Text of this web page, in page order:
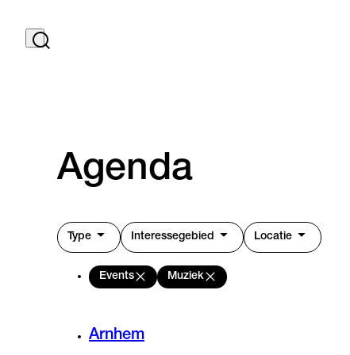
Agenda
Type Interessegebied Locatie
Events Muziek
Arnhem